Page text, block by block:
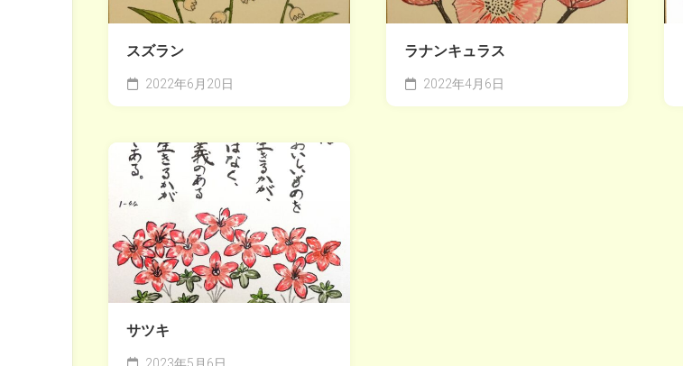
スズラン
2022年6月20日
ラナンキュラス
2022年4月6日
サツキ